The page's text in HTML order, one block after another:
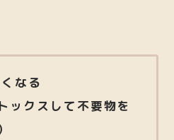
なる
ックスして不要物を